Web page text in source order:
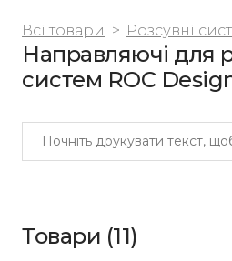
Всі товари Розсувні
Направляючі для
систем ROC
Товари (11)